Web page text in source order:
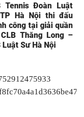
Tennis Đoàn Luật
Hà Nội thi đấu
công tại giải quần
Thăng Long –
Luật Sư Hà Nội